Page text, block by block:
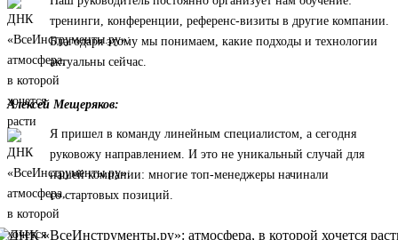
тренинги, конференции, референс-визиты в другие компании.
Благодаря этому мы понимаем, какие подходы и технологии
актуальны сейчас.
Алексей Мещеряков:
Я пришел в команду линейным специалистом, а сегодня
руковожу направлением. И это не уникальный случай для
нашей компании: многие топ-менеджеры начинали
со стартовых позиций.